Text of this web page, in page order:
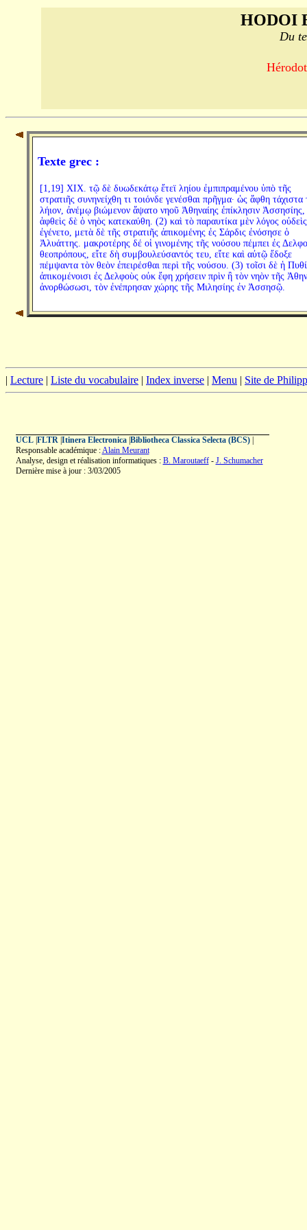
HODOI
Du
Texte grec :
[1,19] XIX. τῷ δὲ δυωδεκάτῳ ἔτεϊ ληίου ἐμπιπραμένου ὑπὸ τῆς
στρατιῆς συνηνείχθη τι τοιόνδε γενέσθαι πρῆγμα· ὡς ἅφθη τάχιστα
λήιον, ἀνέμῳ βιώμενον ἅψατο νηοῦ Ἀθηναίης ἐπίκλησιν Ἀσσησίης,
ἁφθεὶς δὲ ὁ νηὸς κατεκαύθη. (2) καὶ τὸ παραυτίκα μὲν λόγος οὐδεὶς
ἐγένετο, μετὰ δὲ τῆς στρατιῆς ἀπικομένης ἐς Σάρδις ἐνόσησε ὁ
Ἀλυάττης. μακροτέρης δέ οἱ γινομένης τῆς νούσου πέμπει ἐς
θεοπρόπους, εἴτε δὴ συμβουλεύσαντός τευ, εἴτε καὶ αὐτῷ ἔδοξε
πέμψαντα τὸν θεὸν ἐπειρέσθαι περὶ τῆς νούσου. (3) τοῖσι δὲ ἡ
ἀπικομένοισι ἐς Δελφοὺς οὐκ ἔφη χρήσειν πρὶν ἢ τὸν νηὸν τῆς
ἀνορθώσωσι, τὸν ἐνέπρησαν χώρης τῆς Μιλησίης ἐν Ἀσσησῷ.
| Lecture | Liste du vocabulaire | Index inverse | Menu | Site de
UCL| FLTR| Itinera Electronica| Bibliotheca Classica Selecta (BCS)|
Responsable académique :Alain Meurant
Analyse, design et réalisation informatiques : B. Maroutaeff- J. Schumacher
Dernière mise à jour : 3/03/2005